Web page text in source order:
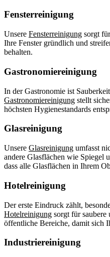
Fensterreinigung
Unsere Fensterreinigung sorgt
Ihre Fenster gründlich und
behalten.
Gastronomiereinigung
In der Gastronomie ist
Gastronomiereinigung stellt
höchsten Hygienestandards
Glasreinigung
Unsere Glasreinigung umfasst
andere Glasflächen wie Spiegel
dass alle Glasflächen in Ihrem
Hotelreinigung
Der erste Eindruck zählt,
Hotelreinigung sorgt für
öffentliche Bereiche, damit sich
Industriereinigung